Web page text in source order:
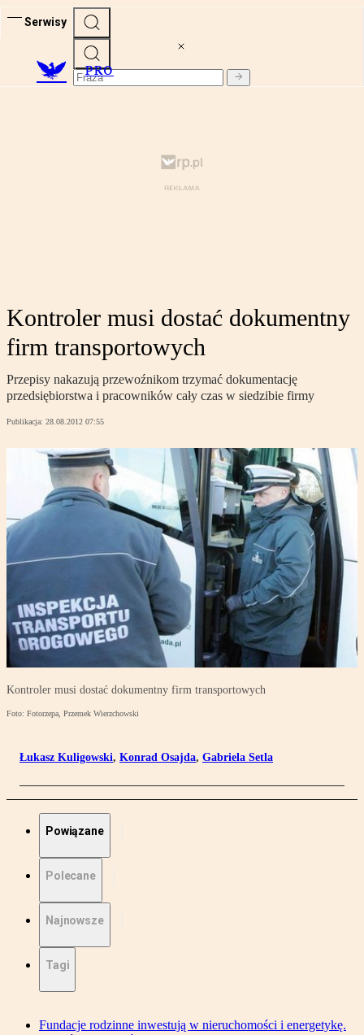
Serwisy
PRO
Kontroler musi dostać dokumentny
firm transportowych
Przepisy nakazują przewoźnikom trzymać dokumentację
przedsiębiorstwa i pracowników cały czas w siedzibie firmy
Publikacja: 28.08.2012 07:55
Kontroler musi dostać dokumentny firm transportowych
Foto: Fotorzepa, Przemek Wierzchowski
Łukasz Kuligowski, Konrad Osajda, Gabriela Setla
Powiązane
Polecane
Najnowsze
Tagi
Fundacje rodzinne inwestują w nieruchomości i energetykę.